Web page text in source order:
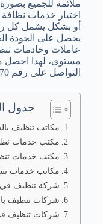
ملائمة للجميع
اختيار خدمات
أو بشكل يشمل كل
يحصل على الجودة
عاملات وخادمات
مستوى، لهذا
التواصل على رقم 0589443170 .
جدول
مكاتب تنظيف
مكتب خدمات
مكتب خدمات
مكاتب خدمات
شركة تنظيف في
شركات تنظيف
شركات تنظيف